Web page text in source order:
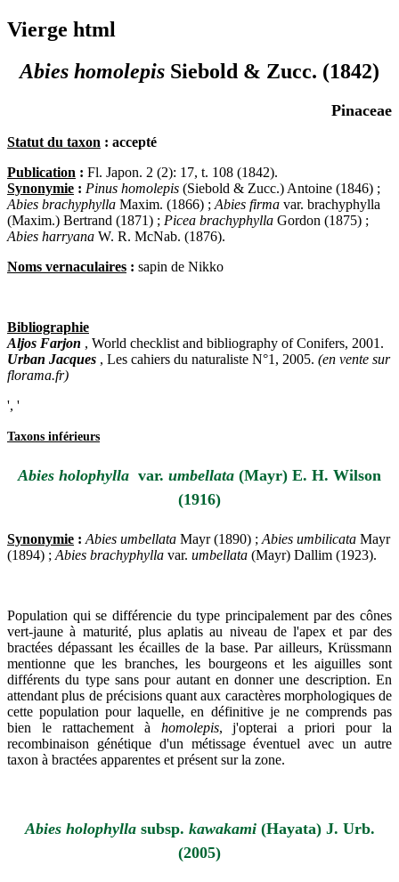
Vierge html
Abies homolepis Siebold & Zucc. (1842)
Pinaceae
Statut du taxon : accepté
Publication : Fl. Japon. 2 (2): 17, t. 108 (1842).
Synonymie : Pinus homolepis (Siebold & Zucc.) Antoine (1846) ;
Abies brachyphylla Maxim. (1866) ; Abies firma var. brachyphylla
(Maxim.) Bertrand (1871) ; Picea brachyphylla Gordon (1875) ;
Abies harryana W. R. McNab. (1876).
Noms vernaculaires : sapin de Nikko
Bibliographie
Aljos Farjon , World checklist and bibliography of Conifers, 2001.
Urban Jacques , Les cahiers du naturaliste N°1, 2005. (en vente sur
florama.fr)
', '
Taxons inférieurs
Abies holophylla var. umbellata (Mayr) E. H. Wilson
(1916)
Synonymie : Abies umbellata Mayr (1890) ; Abies umbilicata Mayr
(1894) ; Abies brachyphylla var. umbellata (Mayr) Dallim (1923).
Population qui se différencie du type principalement par des cônes
vert-jaune à maturité, plus aplatis au niveau de l'apex et par des
bractées dépassant les écailles de la base. Par ailleurs, Krüssmann
mentionne que les branches, les bourgeons et les aiguilles sont
différents du type sans pour autant en donner une description. En
attendant plus de précisions quant aux caractères morphologiques de
cette population pour laquelle, en définitive je ne comprends pas
bien le rattachement à homolepis, j'opterai a priori pour la
recombinaison génétique d'un métissage éventuel avec un autre
taxon à bractées apparentes et présent sur la zone.
Abies holophyllasubsp. kawakami(Hayata) J. Urb.
(2005)